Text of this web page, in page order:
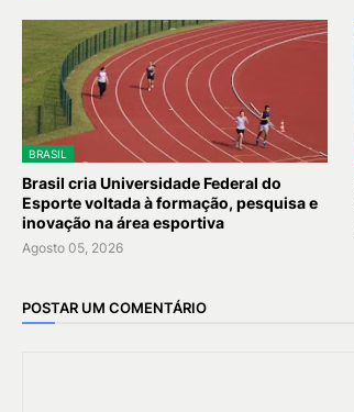
BRASIL
Brasil cria Universidade Federal do
Esporte voltada à formação, pesquisa e
inovação na área esportiva
Agosto 05, 2026
POSTAR UM COMENTÁRIO